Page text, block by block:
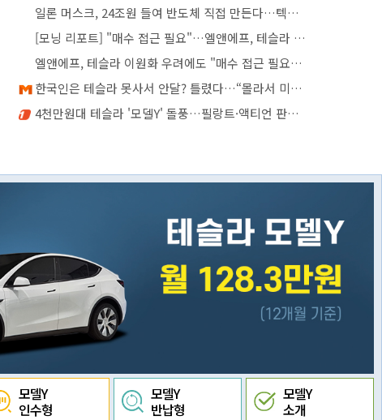
일론 머스크, 24조원 들여 반도체 직접 만든다…텍사스에 '테라팹' 건설 [AI 인포그래픽]
[모닝 리포트] "매수 접근 필요"…엘앤에프, 테슬라 이원화 우려 넘을 성장축
엘앤에프, 테슬라 이원화 우려에도 "매수 접근 필요"-NH
한국인은 테슬라 못사서 안달? 틀렸다…“몰라서 미안” 전기차 판매 1위는 기아 [세상만車]
4천만원대 테슬라 '모델Y' 돌풍…필랑트·액티언 판매 '직격탄'
모델Y
인수형
모델Y
반납형
모델Y
소개